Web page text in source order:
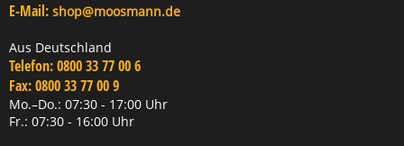
E-Mail: shop@moosmann.de
Aus Deutschland
Telefon:0800 33 77 00 6
Fax:0800 33 77 00 9
Mo.–Do.: 07:30 - 17:00 Uhr
Fr.: 07:30 - 16:00 Uhr